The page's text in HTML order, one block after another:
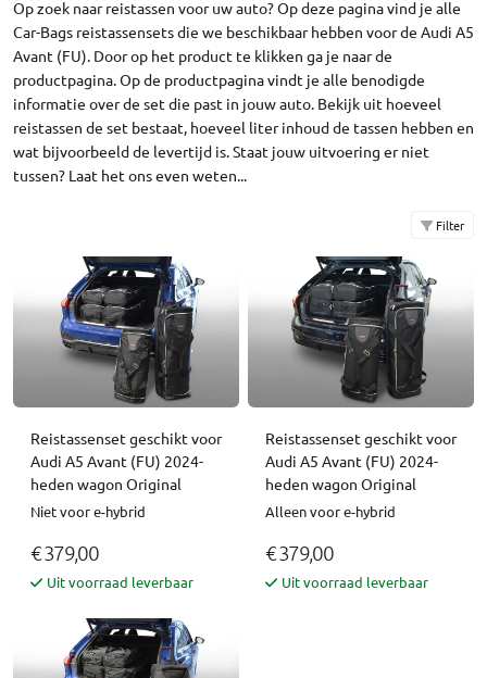
Op zoek naar reistassen voor uw auto? Op deze pagina vind je alle
Car-Bags reistassensets die we beschikbaar hebben voor de Audi A5
Avant (FU). Door op het product te klikken ga je naar de
productpagina. Op de productpagina vindt je alle benodigde
informatie over de set die past in jouw auto. Bekijk uit hoeveel
reistassen de set bestaat, hoeveel liter inhoud de tassen hebben en
wat bijvoorbeeld de levertijd is. Staat jouw uitvoering er niet
tussen? Laat het ons even weten...
Filter
Reistassenset geschikt voor
Audi A5 Avant (FU) 2024-
heden wagon Original
Niet voor e-hybrid
€ 379,00
Uit voorraad leverbaar
Reistassenset geschikt voor
Audi A5 Avant (FU) 2024-
heden wagon Original
Alleen voor e-hybrid
€ 379,00
Uit voorraad leverbaar